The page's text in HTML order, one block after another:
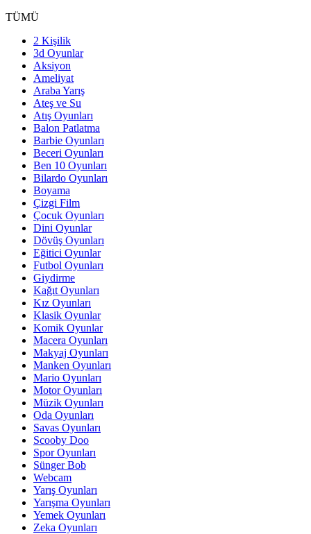
TÜMÜ
2 Kişilik
3d Oyunlar
Aksiyon
Ameliyat
Araba Yarış
Ateş ve Su
Atış Oyunları
Balon Patlatma
Barbie Oyunları
Beceri Oyunları
Ben 10 Oyunları
Bilardo Oyunları
Boyama
Çizgi Film
Çocuk Oyunları
Dini Oyunlar
Dövüş Oyunları
Eğitici Oyunlar
Futbol Oyunları
Giydirme
Kağıt Oyunları
Kız Oyunları
Klasik Oyunlar
Komik Oyunlar
Macera Oyunları
Makyaj Oyunları
Manken Oyunları
Mario Oyunları
Motor Oyunları
Müzik Oyunları
Oda Oyunları
Savas Oyunları
Scooby Doo
Spor Oyunları
Sünger Bob
Webcam
Yarış Oyunları
Yarışma Oyunları
Yemek Oyunları
Zeka Oyunları